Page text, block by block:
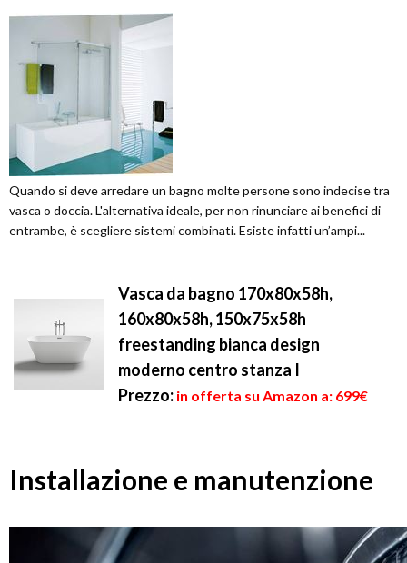
Quando si deve arredare un bagno molte persone sono indecise tra
vasca o doccia. L'alternativa ideale, per non rinunciare ai benefici di
entrambe, è scegliere sistemi combinati. Esiste infatti un’ampi...
Vasca da bagno 170x80x58h,
160x80x58h, 150x75x58h
freestanding bianca design
moderno centro stanza I
Prezzo: in offerta su Amazon a: 699€
Installazione e manutenzione